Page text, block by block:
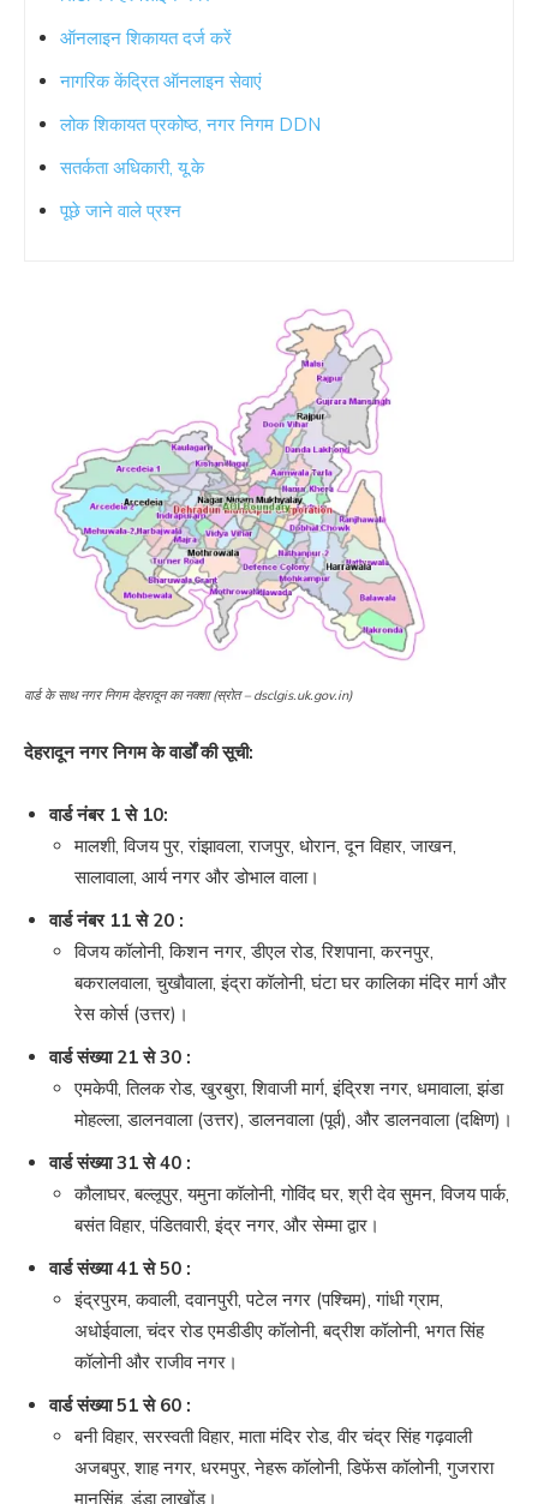
ऑनलाइन शिकायत दर्ज करें
नागरिक केंद्रित ऑनलाइन सेवाएं
लोक शिकायत प्रकोष्ठ, नगर निगम DDN
सतर्कता अधिकारी, यू.के
पूछे जाने वाले प्रश्न
वार्ड के साथ नगर निगम देहरादून का नक्शा (स्रोत – dsclgis.uk.gov.in)
देहरादून नगर निगम के वार्डों की सूची:
वार्ड नंबर 1 से 10:
मालशी, विजय पुर, रांझावला, राजपुर, धोरान, दून विहार, जाखन,
सालावाला, आर्य नगर और डोभाल वाला।
वार्ड नंबर 11 से 20 :
विजय कॉलोनी, किशन नगर, डीएल रोड, रिशपाना, करनपुर,
बकरालवाला, चुखौवाला, इंद्रा कॉलोनी, घंटा घर कालिका मंदिर मार्ग और
रेस कोर्स (उत्तर)।
वार्ड संख्या 21 से 30 :
एमकेपी, तिलक रोड, खुरबुरा, शिवाजी मार्ग, इंद्रिश नगर, धमावाला, झंडा
मोहल्ला, डालनवाला (उत्तर), डालनवाला (पूर्व), और डालनवाला (दक्षिण)।
वार्ड संख्या 31 से 40 :
कौलाघर, बल्लूपुर, यमुना कॉलोनी, गोविंद घर, श्री देव सुमन, विजय पार्क,
बसंत विहार, पंडितवारी, इंद्र नगर, और सेम्मा द्वार।
वार्ड संख्या 41 से 50 :
इंद्रपुरम, कवाली, दवानपुरी, पटेल नगर (पश्चिम), गांधी ग्राम,
अधोईवाला, चंदर रोड एमडीडीए कॉलोनी, बद्रीश कॉलोनी, भगत सिंह
कॉलोनी और राजीव नगर।
वार्ड संख्या 51 से 60 :
बनी विहार, सरस्वती विहार, माता मंदिर रोड, वीर चंद्र सिंह गढ़वाली
अजबपुर, शाह नगर, धरमपुर, नेहरू कॉलोनी, डिफेंस कॉलोनी, गुजरारा